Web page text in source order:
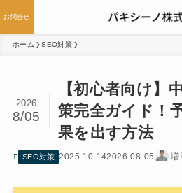
お問合せ
ホーム SEO対策
【初心者向け】
策完全ガイド！
果を出す方法
2026
8/05
SEO対策 2025-10-142026-08-05 増